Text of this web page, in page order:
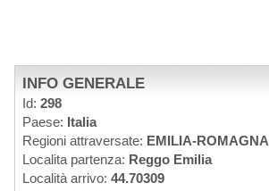
INFO GENERALE
Id: 298
Paese: Italia
Regioni attraversate: EMILIA-ROMAGNA
Localita partenza: Reggo Emilia
Località arrivo: 44.70309